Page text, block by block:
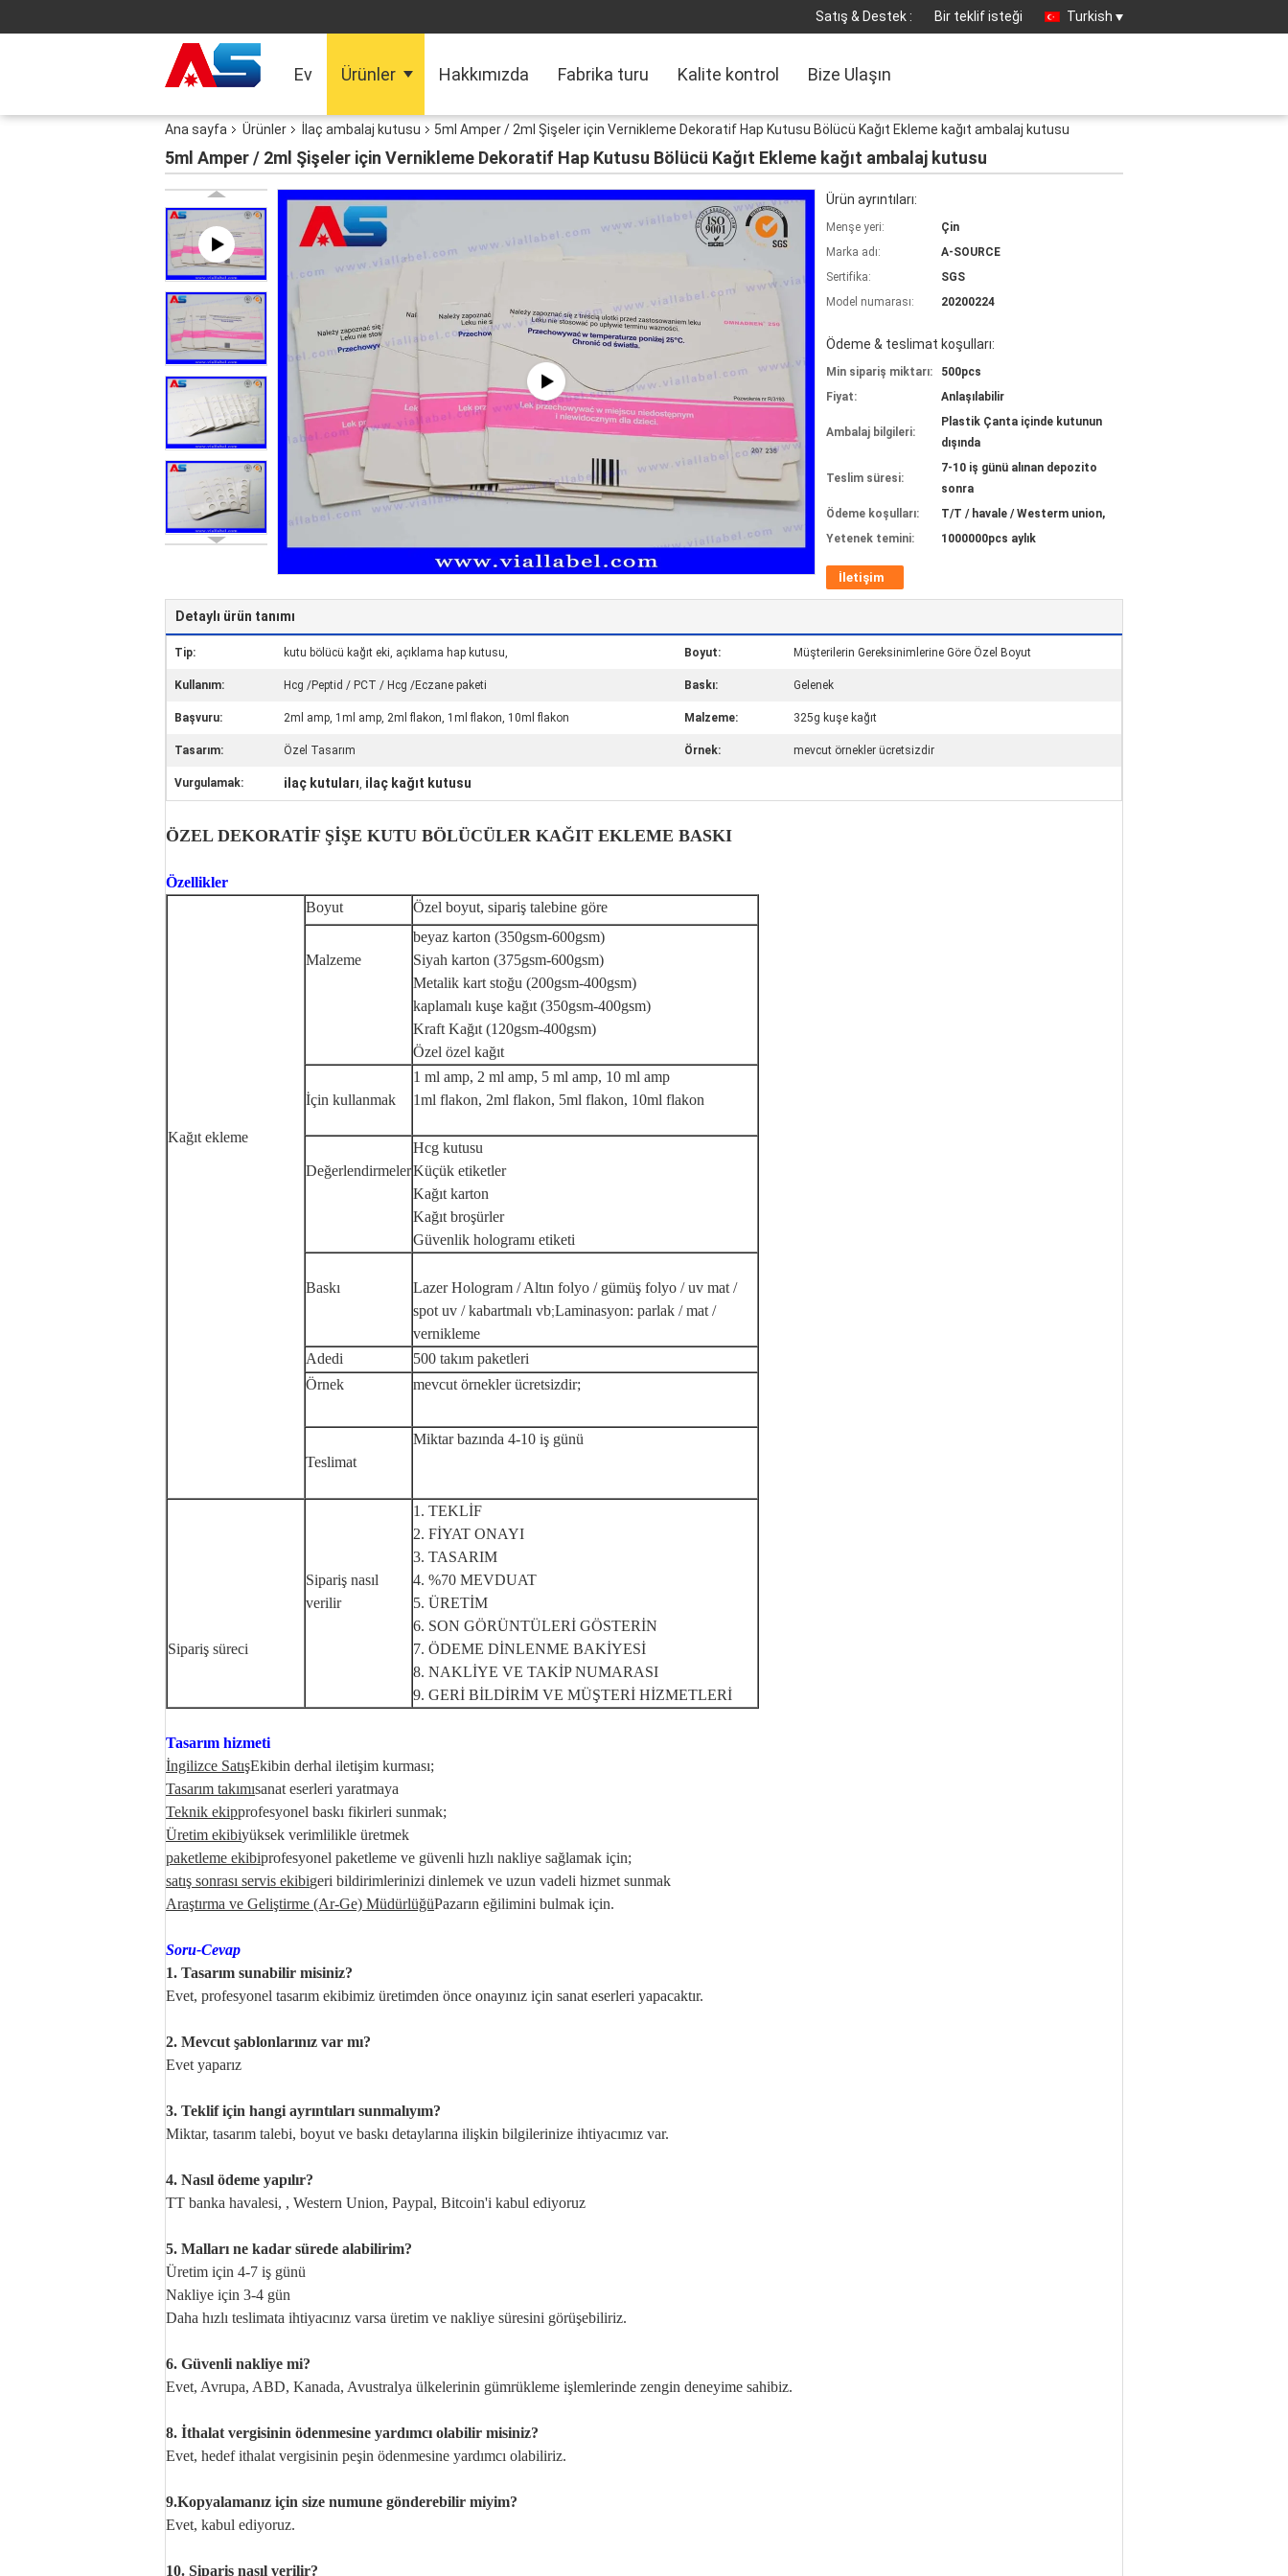
Satış & Destek : Bir teklif isteği Turkish
Ev Ürünler Hakkımızda Fabrika turu Kalite kontrol Bize Ulaşın
Ana sayfa Ürünler İlaç ambalaj kutusu 5ml Amper / 2ml Şişeler için Vernikleme Dekoratif Hap Kutusu Bölücü Kağıt Ekleme kağıt ambalaj kutusu
5ml Amper / 2ml Şişeler için Vernikleme Dekoratif Hap Kutusu Bölücü Kağıt Ekleme kağıt ambalaj kutusu
Ürün ayrıntıları:
Menşe yeri:
Çin
Marka adı:
A-SOURCE
Sertifika:
SGS
Model numarası:
20200224
Ödeme & teslimat koşulları:
Min sipariş miktarı:
500pcs
Fiyat:
Anlaşılabilir
Ambalaj bilgileri:
Plastik Çanta içinde kutunun
dışında
Teslim süresi:
7-10 iş günü alınan depozito
sonra
Ödeme koşulları:
T/T / havale / Westerm union,
Yetenek temini:
1000000pcs aylık
İletişim
Detaylı ürün tanımı
Tip: kutu bölücü kağıt eki, açıklama hap kutusu, Boyut: Müşterilerin Gereksinimlerine Göre Özel Boyut
Kullanım: Hcg /Peptid / PCT / Hcg /Eczane paketi Baskı: Gelenek
Başvuru: 2ml amp, 1ml amp, 2ml flakon, 1ml flakon, 10ml flakon Malzeme: 325g kuşe kağıt
Tasarım: Özel Tasarım Örnek: mevcut örnekler ücretsizdir
Vurgulamak: ilaç kutuları, ilaç kağıt kutusu
ÖZEL DEKORATİF ŞİŞE KUTU BÖLÜCÜLER KAĞIT EKLEME BASKI
Özellikler
Kağıt ekleme
Boyut Özel boyut, sipariş talebine göre
Malzeme
beyaz karton (350gsm-600gsm)
Siyah karton (375gsm-600gsm)
Metalik kart stoğu (200gsm-400gsm)
kaplamalı kuşe kağıt (350gsm-400gsm)
Kraft Kağıt (120gsm-400gsm)
Özel özel kağıt
İçin kullanmak
1 ml amp, 2 ml amp, 5 ml amp, 10 ml amp
1ml flakon, 2ml flakon, 5ml flakon, 10ml flakon
Değerlendirmeler
Hcg kutusu
Küçük etiketler
Kağıt karton
Kağıt broşürler
Güvenlik hologramı etiketi
Baskı
Lazer Hologram / Altın folyo / gümüş folyo / uv mat /
spot uv / kabartmalı vb;Laminasyon: parlak / mat /
vernikleme
Adedi
500 takım paketleri
Örnek
mevcut örnekler ücretsizdir;
Teslimat
Miktar bazında 4-10 iş günü
Sipariş süreci
Sipariş nasıl
verilir
1. TEKLİF
2. FİYAT ONAYI
3. TASARIM
4. %70 MEVDUAT
5. ÜRETİM
6. SON GÖRÜNTÜLERİ GÖSTERİN
7. ÖDEME DİNLENME BAKİYESİ
8. NAKLİYE VE TAKİP NUMARASI
9. GERİ BİLDİRİM VE MÜŞTERİ HİZMETLERİ
Tasarım hizmeti
İngilizce SatışEkibin derhal iletişim kurması;
Tasarım takımısanat eserleri yaratmaya
Teknik ekipprofesyonel baskı fikirleri sunmak;
Üretim ekibiyüksek verimlilikle üretmek
paketleme ekibiprofesyonel paketleme ve güvenli hızlı nakliye sağlamak için;
satış sonrası servis ekibigeri bildirimlerinizi dinlemek ve uzun vadeli hizmet sunmak
Araştırma ve Geliştirme (Ar-Ge) MüdürlüğüPazarın eğilimini bulmak için.
Soru-Cevap
1. Tasarım sunabilir misiniz?
Evet, profesyonel tasarım ekibimiz üretimden önce onayınız için sanat eserleri yapacaktır.
2. Mevcut şablonlarınız var mı?
Evet yaparız
3. Teklif için hangi ayrıntıları sunmalıyım?
Miktar, tasarım talebi, boyut ve baskı detaylarına ilişkin bilgilerinize ihtiyacımız var.
4. Nasıl ödeme yapılır?
TT banka havalesi, , Western Union, Paypal, Bitcoin'i kabul ediyoruz
5. Malları ne kadar sürede alabilirim?
Üretim için 4-7 iş günü
Nakliye için 3-4 gün
Daha hızlı teslimata ihtiyacınız varsa üretim ve nakliye süresini görüşebiliriz.
6. Güvenli nakliye mi?
Evet, Avrupa, ABD, Kanada, Avustralya ülkelerinin gümrükleme işlemlerinde zengin deneyime sahibiz.
8. İthalat vergisinin ödenmesine yardımcı olabilir misiniz?
Evet, hedef ithalat vergisinin peşin ödenmesine yardımcı olabiliriz.
9.Kopyalamanız için size numune gönderebilir miyim?
Evet, kabul ediyoruz.
10. Sipariş nasıl verilir?